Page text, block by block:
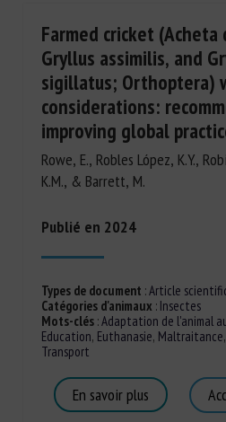
Farmed cricket (Acheta
Gryllus assimilis, and
sigillatus; Orthoptera)
considerations:
improving global
Rowe, E., Robles López, K.Y.,
K.M., & Barrett, M.
Publié en 2024
Types de document :Article
Catégories d'animaux : Insectes
Mots-clés:Adaptation de l'animal
Education, Euthanasie, Maltraitance,
Transport
En savoir plus